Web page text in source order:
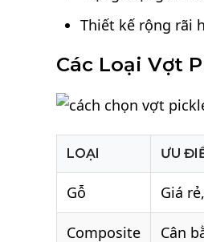
Thiết kế rộng rãi
Các Loại Vợt
LOẠI ƯU
Gỗ Giá
Composite
Cân